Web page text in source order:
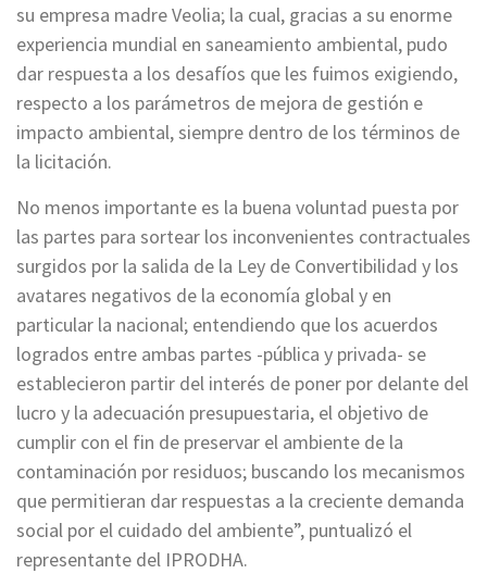
su empresa madre Veolia; la cual, gracias a su enorme
experiencia mundial en saneamiento ambiental, pudo
dar respuesta a los desafíos que les fuimos exigiendo,
respecto a los parámetros de mejora de gestión e
impacto ambiental, siempre dentro de los términos de
la licitación.
No menos importante es la buena voluntad puesta por
las partes para sortear los inconvenientes contractuales
surgidos por la salida de la Ley de Convertibilidad y los
avatares negativos de la economía global y en
particular la nacional; entendiendo que los acuerdos
logrados entre ambas partes -pública y privada- se
establecieron partir del interés de poner por delante del
lucro y la adecuación presupuestaria, el objetivo de
cumplir con el fin de preservar el ambiente de la
contaminación por residuos; buscando los mecanismos
que permitieran dar respuestas a la creciente demanda
social por el cuidado del ambiente”, puntualizó el
representante del IPRODHA.